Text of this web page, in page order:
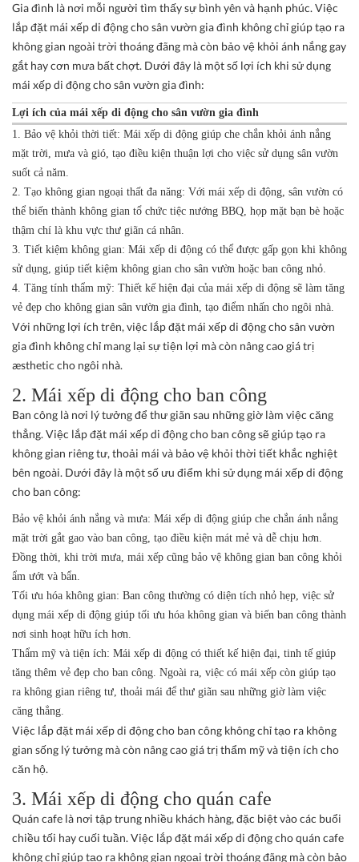
Gia đình là nơi mỗi người tìm thấy sự bình yên và hạnh phúc. Việc
lắp đặt mái xếp di động cho sân vườn gia đình không chỉ giúp tạo ra
không gian ngoài trời thoáng đãng mà còn bảo vệ khỏi ánh nắng gay
gắt hay cơn mưa bất chợt. Dưới đây là một số lợi ích khi sử dụng
mái xếp di động cho sân vườn gia đình:
Lợi ích của mái xếp di động cho sân vườn gia đình
1. Bảo vệ khỏi thời tiết: Mái xếp di động giúp che chắn khỏi ánh nắng
mặt trời, mưa và gió, tạo điều kiện thuận lợi cho việc sử dụng sân vườn
suốt cả năm.
2. Tạo không gian ngoại thất đa năng: Với mái xếp di động, sân vườn có
thể biến thành không gian tổ chức tiệc nướng BBQ, họp mặt bạn bè hoặc
thậm chí là khu vực thư giãn cá nhân.
3. Tiết kiệm không gian: Mái xếp di động có thể được gấp gọn khi không
sử dụng, giúp tiết kiệm không gian cho sân vườn hoặc ban công nhỏ.
4. Tăng tính thẩm mỹ: Thiết kế hiện đại của mái xếp di động sẽ làm tăng
vẻ đẹp cho không gian sân vườn gia đình, tạo điểm nhấn cho ngôi nhà.
Với những lợi ích trên, việc lắp đặt mái xếp di động cho sân vườn
gia đình không chỉ mang lại sự tiện lợi mà còn nâng cao giá trị
æsthetic cho ngôi nhà.
2. Mái xếp di động cho ban công
Ban công là nơi lý tưởng để thư giãn sau những giờ làm việc căng
thẳng. Việc lắp đặt mái xếp di động cho ban công sẽ giúp tạo ra
không gian riêng tư, thoải mái và bảo vệ khỏi thời tiết khắc nghiệt
bên ngoài. Dưới đây là một số ưu điểm khi sử dụng mái xếp di động
cho ban công:
Bảo vệ khỏi ánh nắng và mưa: Mái xếp di động giúp che chắn ánh nắng
mặt trời gắt gao vào ban công, tạo điều kiện mát mẻ và dễ chịu hơn.
Đồng thời, khi trời mưa, mái xếp cũng bảo vệ không gian ban công khỏi
ẩm ướt và bẩn.
Tối ưu hóa không gian: Ban công thường có diện tích nhỏ hẹp, việc sử
dụng mái xếp di động giúp tối ưu hóa không gian và biến ban công thành
nơi sinh hoạt hữu ích hơn.
Thẩm mỹ và tiện ích: Mái xếp di động có thiết kế hiện đại, tinh tế giúp
tăng thêm vẻ đẹp cho ban công. Ngoài ra, việc có mái xếp còn giúp tạo
ra không gian riêng tư, thoải mái để thư giãn sau những giờ làm việc
căng thẳng.
Việc lắp đặt mái xếp di động cho ban công không chỉ tạo ra không
gian sống lý tưởng mà còn nâng cao giá trị thẩm mỹ và tiện ích cho
căn hộ.
3. Mái xếp di động cho quán cafe
Quán cafe là nơi tập trung nhiều khách hàng, đặc biệt vào các buổi
chiều tối hay cuối tuần. Việc lắp đặt mái xếp di động cho quán cafe
không chỉ giúp tạo ra không gian ngoại trời thoáng đãng mà còn bảo